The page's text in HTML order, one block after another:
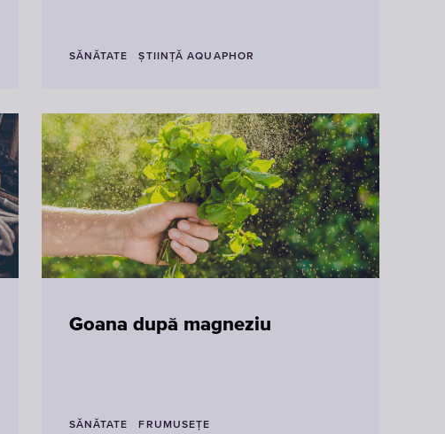
SĂNĂTATE ŞTIINŢĂ AQUAPHOR
Goana după magneziu
SĂNĂTATE FRUMUSEŢE